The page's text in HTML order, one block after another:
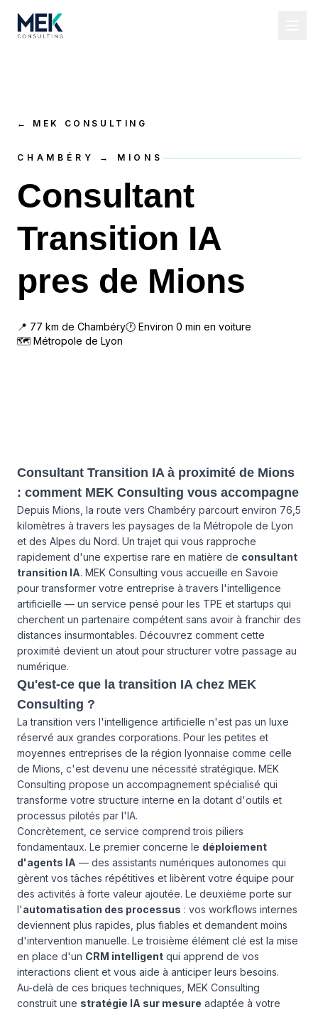
← MEK CONSULTING
CHAMBÉRY → MIONS
Consultant
Transition IA
pres de Mions
📍 77 km de Chambéry🕐 Environ 0 min en voiture
🗺 Métropole de Lyon
Consultant Transition IA à proximité de Mions
: comment MEK Consulting vous accompagne
Depuis Mions, la route vers Chambéry parcourt environ 76,5
kilomètres à travers les paysages de la Métropole de Lyon
et des Alpes du Nord. Un trajet qui vous rapproche
rapidement d'une expertise rare en matière de consultant
transition IA. MEK Consulting vous accueille en Savoie
pour transformer votre entreprise à travers l'intelligence
artificielle — un service pensé pour les TPE et startups qui
cherchent un partenaire compétent sans avoir à franchir des
distances insurmontables. Découvrez comment cette
proximité devient un atout pour structurer votre passage au
numérique.
Qu'est-ce que la transition IA chez MEK
Consulting ?
La transition vers l'intelligence artificielle n'est pas un luxe
réservé aux grandes corporations. Pour les petites et
moyennes entreprises de la région lyonnaise comme celle
de Mions, c'est devenu une nécessité stratégique. MEK
Consulting propose un accompagnement spécialisé qui
transforme votre structure interne en la dotant d'outils et
processus pilotés par l'IA.
Concrètement, ce service comprend trois piliers
fondamentaux. Le premier concerne le déploiement
d'agents IA — des assistants numériques autonomes qui
gèrent vos tâches répétitives et libèrent votre équipe pour
des activités à forte valeur ajoutée. Le deuxième porte sur
l'automatisation des processus : vos workflows internes
deviennent plus rapides, plus fiables et demandent moins
d'intervention manuelle. Le troisième élément clé est la mise
en place d'un CRM intelligent qui apprend de vos
interactions client et vous aide à anticiper leurs besoins.
Au-delà de ces briques techniques, MEK Consulting
construit une stratégie IA sur mesure adaptée à votre